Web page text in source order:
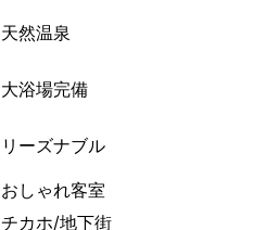
天然温泉
大浴場完備
リーズナブル
おしゃれ客室
チカホ/地下街